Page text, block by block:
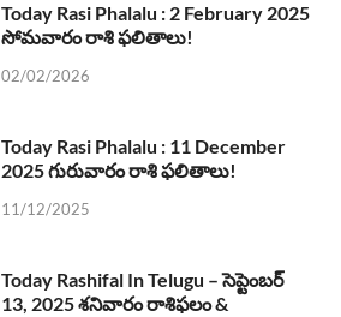
Today Rasi Phalalu : 2 February 2025
సోమవారం రాశి ఫలితాలు!
02/02/2026
Today Rasi Phalalu : 11 December
2025 గురువారం రాశి ఫలితాలు!
11/12/2025
Today Rashifal In Telugu – సెప్టెంబర్
13, 2025 శనివారం రాశిఫలం &